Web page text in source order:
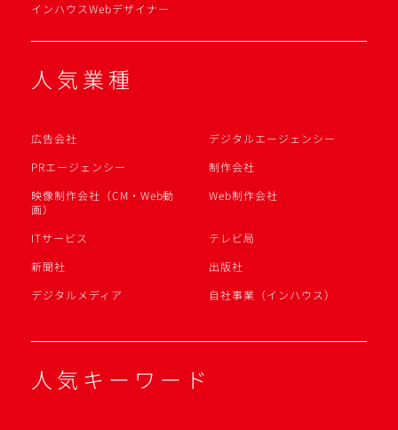
インハウスWebデザイナー
人気業種
広告会社
デジタルエージェンシー
PRエージェンシー
制作会社
映像制作会社（CM・Web動
画）
Web制作会社
ITサービス
テレビ局
新聞社
出版社
デジタルメディア
自社事業（インハウス）
人気キーワード